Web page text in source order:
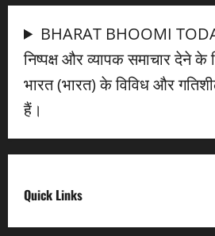
BHARAT BHOOMI
निष्पक्ष और व्यापक समाचार देने के
भारत (भारत) के विविध और
हैं।
Quick Links